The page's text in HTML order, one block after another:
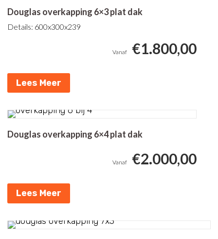
Douglas overkapping 6×3 plat dak
Details: 600x300x239
€1.800,00
Lees Meer
Douglas overkapping 6×4 plat dak
€2.000,00
Lees Meer